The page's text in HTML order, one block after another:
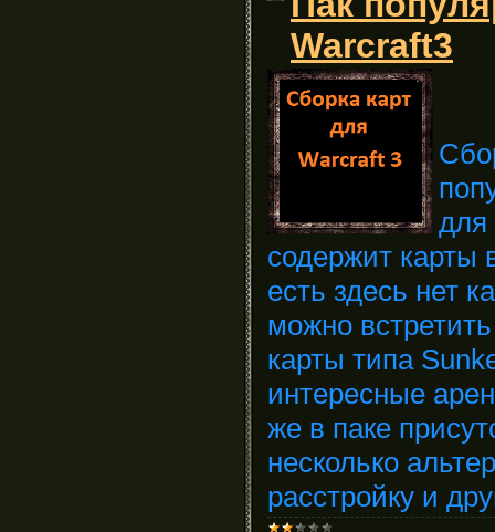
Warcraft3
для
содержит карты
есть здесь нет
можно
карты типа
интересные
же в паке
несколько
расстройку и